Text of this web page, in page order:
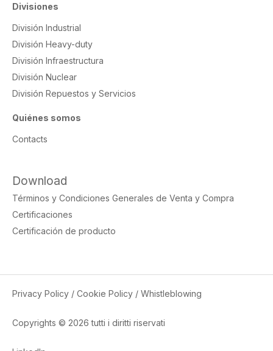
Divisiones
División Industrial
División Heavy-duty
División Infraestructura
División Nuclear
División Repuestos y Servicios
Quiénes somos
Contacts
Download
Términos y Condiciones Generales de Venta y Compra
Certificaciones
Certificación de producto
Privacy Policy / Cookie Policy / Whistleblowing
Copyrights © 2026 tutti i diritti riservati